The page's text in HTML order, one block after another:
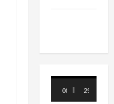
Lecteur
vidéo
00:00 29:21